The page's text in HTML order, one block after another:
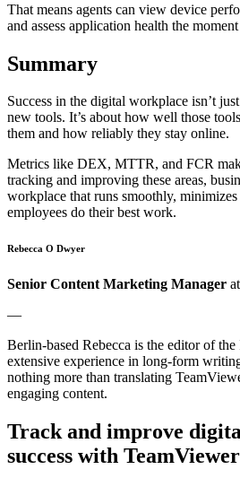
That means agents can view device
and assess application health the
Summary
Success in the digital workplace isn’t
new tools. It’s about how well those
them and how reliably they stay online.
Metrics like DEX, MTTR, and FCR
tracking and improving these areas,
workplace that runs smoothly,
employees do their best work.
Rebecca O Dwyer
Senior Content Marketing Manager at
—
Berlin-based Rebecca is the editor of
extensive experience in long-form
nothing more than translating
engaging content.
Track and improve
success with